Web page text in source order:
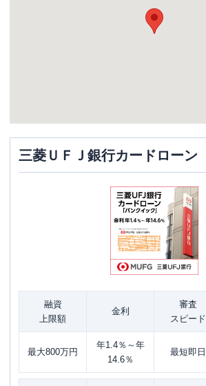
三菱ＵＦＪ銀行カードローン
融資
上限額
金利
審査
スピード
最大800万円
年1.4％～年
14.6％
最短即日